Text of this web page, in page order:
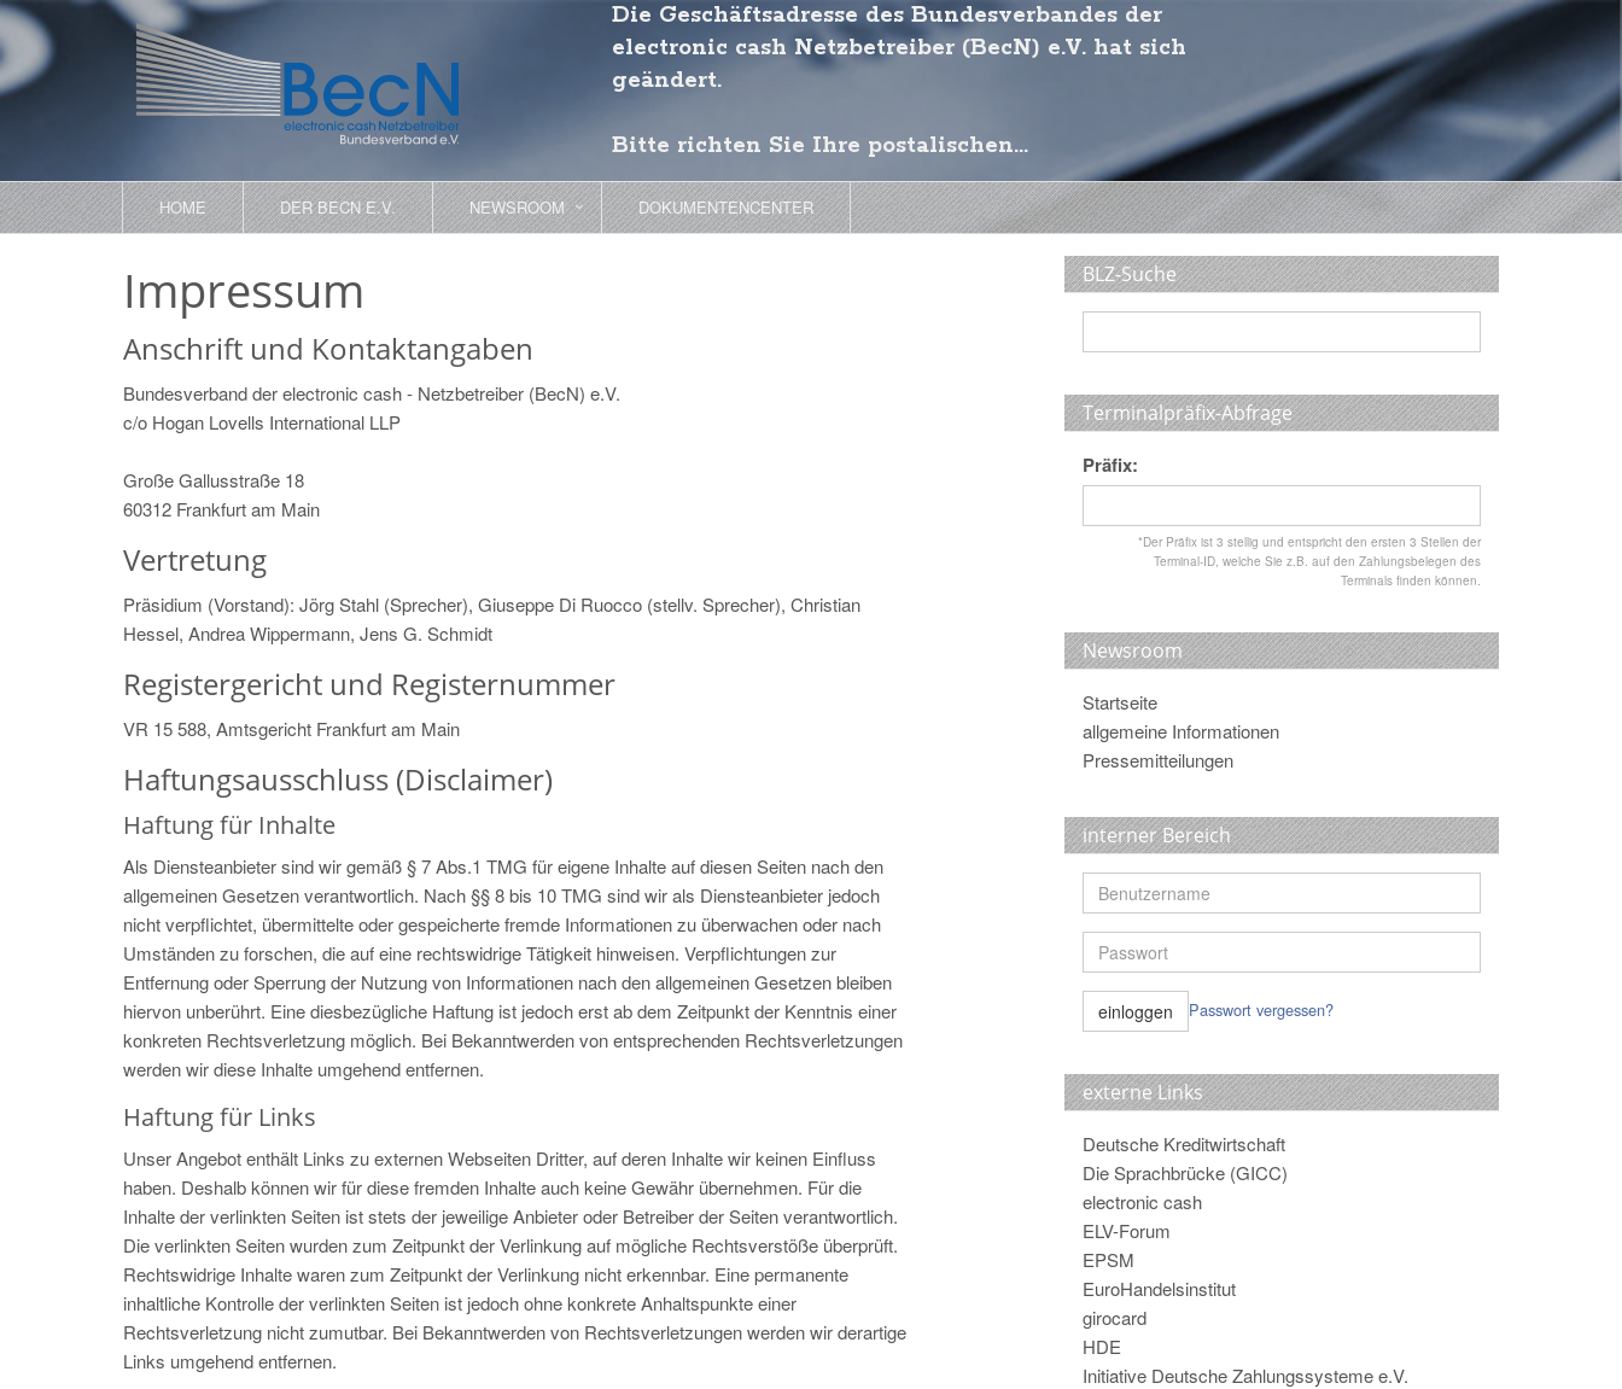
Die Geschäftsadresse des Bundesverbandes der
electronic cash Netzbetreiber (BecN) e.V. hat sich
geändert.
Bitte richten Sie Ihre postalischen...
HOME DER BECN E.V. NEWSROOM DOKUMENTENCENTER
Impressum
Anschrift und Kontaktangaben
Bundesverband der electronic cash - Netzbetreiber (BecN) e.V.
c/o Hogan Lovells International LLP
Große Gallusstraße 18
60312 Frankfurt am Main
Vertretung
Präsidium (Vorstand): Jörg Stahl (Sprecher), Giuseppe Di Ruocco (stellv. Sprecher), Christian
Hessel, Andrea Wippermann, Jens G. Schmidt
Registergericht und Registernummer
VR 15 588, Amtsgericht Frankfurt am Main
Haftungsausschluss (Disclaimer)
Haftung für Inhalte
Als Diensteanbieter sind wir gemäß § 7 Abs.1 TMG für eigene Inhalte auf diesen Seiten nach den
allgemeinen Gesetzen verantwortlich. Nach §§ 8 bis 10 TMG sind wir als Diensteanbieter jedoch
nicht verpflichtet, übermittelte oder gespeicherte fremde Informationen zu überwachen oder nach
Umständen zu forschen, die auf eine rechtswidrige Tätigkeit hinweisen. Verpflichtungen zur
Entfernung oder Sperrung der Nutzung von Informationen nach den allgemeinen Gesetzen bleiben
hiervon unberührt. Eine diesbezügliche Haftung ist jedoch erst ab dem Zeitpunkt der Kenntnis einer
konkreten Rechtsverletzung möglich. Bei Bekanntwerden von entsprechenden Rechtsverletzungen
werden wir diese Inhalte umgehend entfernen.
Haftung für Links
Unser Angebot enthält Links zu externen Webseiten Dritter, auf deren Inhalte wir keinen Einfluss
haben. Deshalb können wir für diese fremden Inhalte auch keine Gewähr übernehmen. Für die
Inhalte der verlinkten Seiten ist stets der jeweilige Anbieter oder Betreiber der Seiten verantwortlich.
Die verlinkten Seiten wurden zum Zeitpunkt der Verlinkung auf mögliche Rechtsverstöße überprüft.
Rechtswidrige Inhalte waren zum Zeitpunkt der Verlinkung nicht erkennbar. Eine permanente
inhaltliche Kontrolle der verlinkten Seiten ist jedoch ohne konkrete Anhaltspunkte einer
Rechtsverletzung nicht zumutbar. Bei Bekanntwerden von Rechtsverletzungen werden wir derartige
Links umgehend entfernen.
BLZ-Suche
Terminalpräfix-Abfrage
Präfix:
*Der Präfix ist 3 stellig und entspricht den ersten 3 Stellen der
Terminal-ID, welche Sie z.B. auf den Zahlungsbelegen des
Terminals finden können.
Newsroom
Startseite
allgemeine Informationen
Pressemitteilungen
interner Bereich
Passwort vergessen?
externe Links
Deutsche Kreditwirtschaft
Die Sprachbrücke (GICC)
electronic cash
ELV-Forum
EPSM
EuroHandelsinstitut
girocard
HDE
Initiative Deutsche Zahlungssysteme e.V.